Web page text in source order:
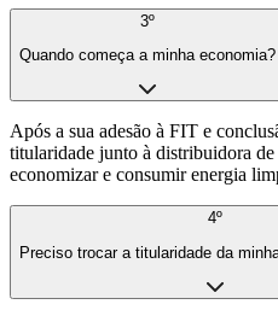
3º
Quando começa a minha economia?
Após a sua adesão à FIT e
titularidade junto à distribuidora
economizar e consumir energia
4º